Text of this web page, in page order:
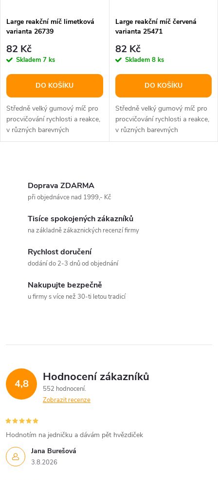
Large reakční míč limetková
varianta 26739
82 Kč
Skladem 7 ks
DO KOŠÍKU
Středně velký gumový míč pro
procvičování rychlosti a reakce,
v různých barevných
provedeních.
Large reakční míč červená
varianta 25471
82 Kč
Skladem 8 ks
DO KOŠÍKU
Středně velký gumový míč pro
procvičování rychlosti a reakce,
v různých barevných
provedeních.
r
v
k
v
ý
p
Doprava ZDARMA
při objednávce nad 1999,- Kč
Tisíce spokojených zákazníků
na základně zákaznických recenzí firmy
Rychlost doručení
dodání do 2-3 dnů od objednání
Nakupujte bezpečně
u firmy s více než 30-ti letou tradicí
4,8 Hodnocení zákazníků
552 hodnocení
Zobrazit recenze
Jana Burešová
3.8.2026
Hodnotím na jedničku a dávám pět hvězdiček